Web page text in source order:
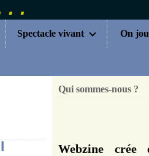
Spectacle vivant
Qui sommes-nous ?
Webzine crée